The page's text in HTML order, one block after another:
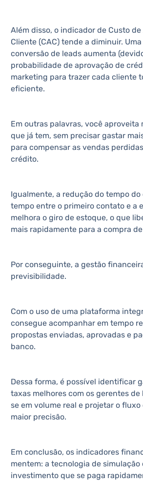
Além disso, o indicador de Custo
Cliente (CAC) tende a diminuir.
conversão de leads aumenta
probabilidade de aprovação de
marketing para trazer cada cliente
eficiente.
Em outras palavras, você aproveita
que já tem, sem precisar gastar
para compensar as vendas
crédito.
Igualmente, a redução do tempo
tempo entre o primeiro contato e a
melhora o giro de estoque, o que
mais rapidamente para a compra
Por conseguinte, a gestão
previsibilidade.
Com o uso de uma plataforma
consegue acompanhar em tempo
propostas enviadas, aprovadas e
banco.
Dessa forma, é possível identificar
taxas melhores com os gerentes
se em volume real e projetar o
maior precisão.
Em conclusão, os indicadores
mentem: a tecnologia de simulação
investimento que se paga